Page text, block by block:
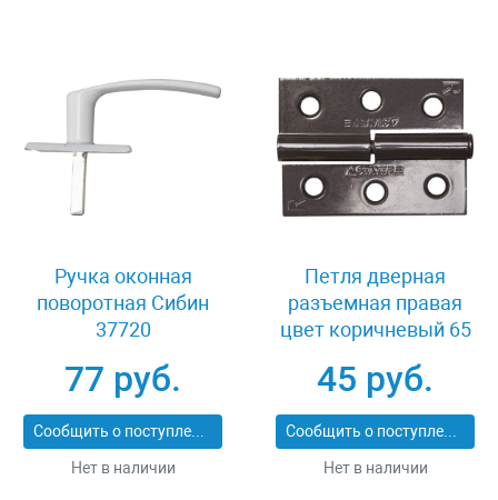
Ручка оконная
поворотная Сибин
37720
77 руб.
Сообщить о поступлении
Нет в наличии
Петля дверная
разъемная правая
цвет коричневый 65
37613-65-3R
45 руб.
Сообщить о поступлении
Нет в наличии